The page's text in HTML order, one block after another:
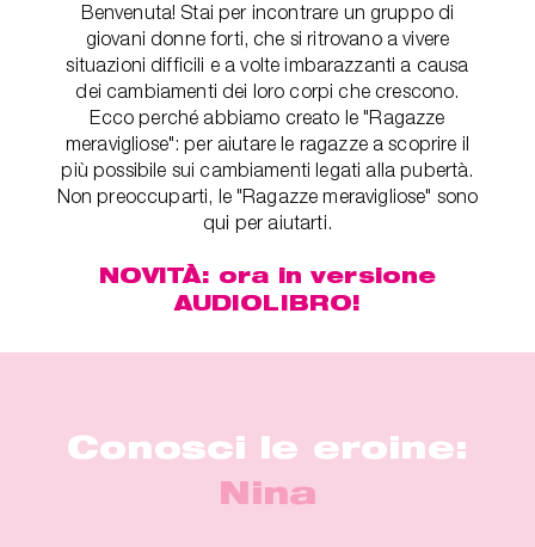
Benvenuta! Stai per incontrare un gruppo di
giovani donne forti, che si ritrovano a vivere
situazioni difficili e a volte imbarazzanti a causa
dei cambiamenti dei loro corpi che crescono.
Ecco perché abbiamo creato le "Ragazze
meravigliose": per aiutare le ragazze a scoprire il
più possibile sui cambiamenti legati alla pubertà.
Non preoccuparti, le "Ragazze meravigliose" sono
qui per aiutarti.
NOVITÀ: ora in versione
AUDIOLIBRO!
Conosci le eroine:
Nina